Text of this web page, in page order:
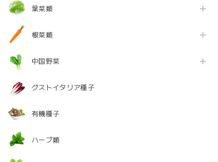
葉菜類
根菜類
中国野菜
グストイタリア種子
有機種子
ハーブ類